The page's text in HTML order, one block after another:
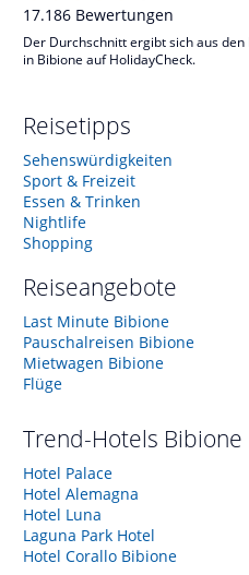
17.186 Bewertungen
Der Durchschnitt ergibt sich aus
in Bibione auf HolidayCheck.
Reisetipps
Sehenswürdigkeiten
Sport & Freizeit
Essen & Trinken
Nightlife
Shopping
Reiseangebote
Last Minute Bibione
Pauschalreisen Bibione
Mietwagen Bibione
Flüge
Trend-Hotels Bibione
Hotel Palace
Hotel Alemagna
Hotel Luna
Laguna Park Hotel
Hotel Corallo Bibione